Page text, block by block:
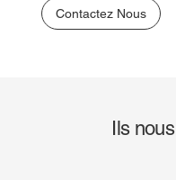
Contactez Nous
Ils